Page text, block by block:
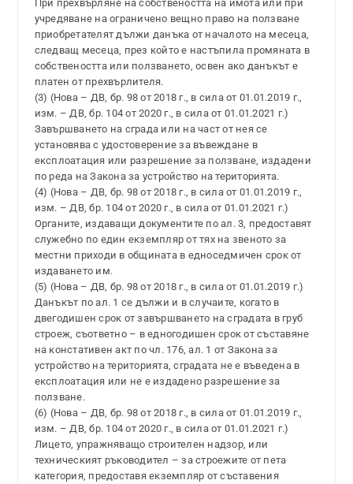
При прехвърляне на собствеността на имота или при
учредяване на ограничено вещно право на ползване
приобретателят дължи данъка от началото на месеца,
следващ месеца, през който е настъпила промяната в
собствеността или ползването, освен ако данъкът е
платен от прехвърлителя.
(3) (Нова – ДВ, бр. 98 от 2018 г., в сила от 01.01.2019 г.,
изм. – ДВ, бр. 104 от 2020 г., в сила от 01.01.2021 г.)
Завършването на сграда или на част от нея се
установява с удостоверение за въвеждане в
експлоатация или разрешение за ползване, издадени
по реда на Закона за устройство на територията.
(4) (Нова – ДВ, бр. 98 от 2018 г., в сила от 01.01.2019 г.,
изм. – ДВ, бр. 104 от 2020 г., в сила от 01.01.2021 г.)
Органите, издаващи документите по ал. 3, предоставят
служебно по един екземпляр от тях на звеното за
местни приходи в общината в едноседмичен срок от
издаването им.
(5) (Нова – ДВ, бр. 98 от 2018 г., в сила от 01.01.2019 г.)
Данъкът по ал. 1 се дължи и в случаите, когато в
двегодишен срок от завършването на сградата в груб
строеж, съответно – в едногодишен срок от съставяне
на констативен акт по чл. 176, ал. 1 от Закона за
устройство на територията, сградата не е въведена в
експлоатация или не е издадено разрешение за
ползване.
(6) (Нова – ДВ, бр. 98 от 2018 г., в сила от 01.01.2019 г.,
изм. – ДВ, бр. 104 от 2020 г., в сила от 01.01.2021 г.)
Лицето, упражняващо строителен надзор, или
техническият ръководител – за строежите от пета
категория, предоставя екземпляр от съставения